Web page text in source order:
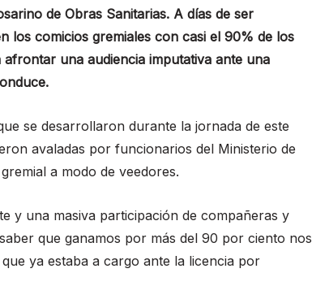
de Obras Sanitarias. A días de ser
los comicios gremiales con casi el 90% de los
una audiencia imputativa ante una
se desarrollaron durante la jornada de este
avaladas por funcionarios del Ministerio de
a modo de veedores.
y una masiva participación de compañeras y
que ganamos por más del 90 por ciento nos
ya estaba a cargo ante la licencia por